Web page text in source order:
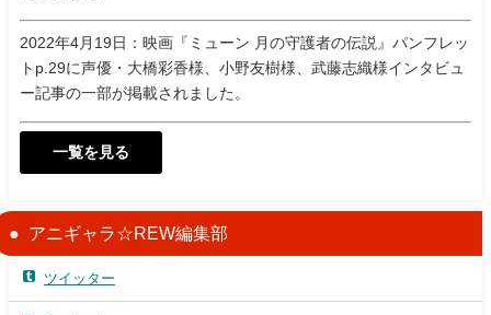
2022年4月19日：映画『ミューン 月の守護者の伝説』パンフレッ
トp.29に声優・大橋彩香様、小野友樹様、武藤志織様インタビュ
ー記事の一部が掲載されました。
一覧を見る
アニギャラ☆REW編集部
ツイッター